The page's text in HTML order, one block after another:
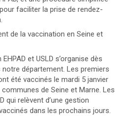
faciliter la prise de rendez-
de la vaccination en Seine et
et USLD s’organise dès
département. Les premiers
été vaccinés le mardi 5 janvier
communes de Seine et Marne. Les
qui relèvent d’une gestion
dans les prochains jours.